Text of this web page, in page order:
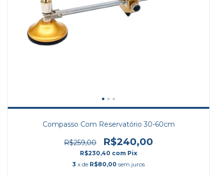
Compasso Com Reservatório 30-60cm
R$259,00 R$240,00
R$230,40 com Pix
3 x de R$80,00 sem juros